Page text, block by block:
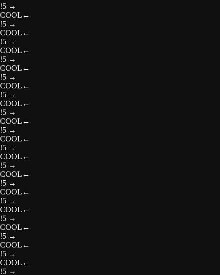
!5 →
COOL ←
!5 →
COOL ←
!5 →
COOL ←
!5 →
COOL ←
!5 →
COOL ←
!5 →
COOL ←
!5 →
COOL ←
!5 →
COOL ←
!5 →
COOL ←
!5 →
COOL ←
!5 →
COOL ←
!5 →
COOL ←
!5 →
COOL ←
!5 →
COOL ←
!5 →
COOL ←
!5 →